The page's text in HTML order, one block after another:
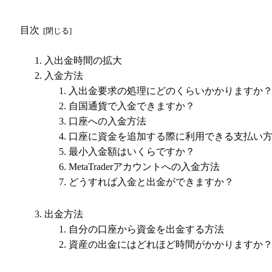
目次
入出金時間の拡大
入金方法
入出金要求の処理にどのくらいかかりますか？
自国通貨で入金できますか？
口座への入金方法
口座に資金を追加する際に利用できる支払い
最小入金額はいくらですか？
MetaTraderアカウントへの入金方法
どうすれば入金と出金ができますか？
出金方法
自分の口座から資金を出金する方法
資産の出金にはどれほど時間がかかりますか？